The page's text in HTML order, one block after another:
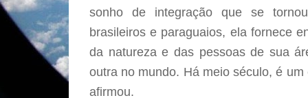
sonho de integração que se
brasileiros e paraguaios, ela fornece
da natureza e das pessoas de sua
outra no mundo. Há meio século, é
afirmou.